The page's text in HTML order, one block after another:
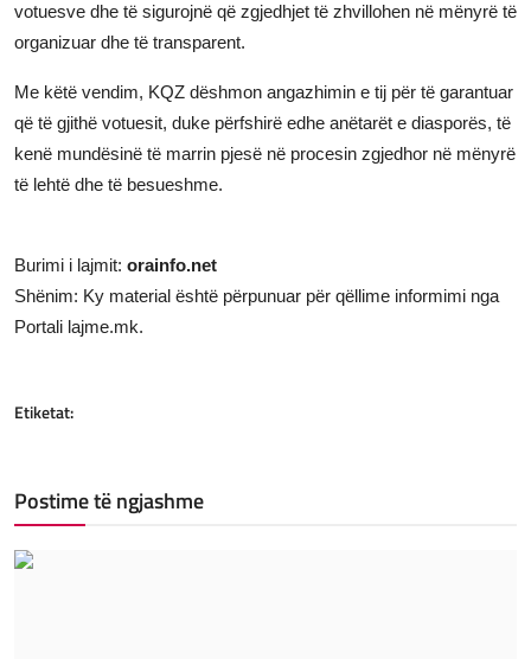
votuesve dhe të sigurojnë që zgjedhjet të zhvillohen në mënyrë të
organizuar dhe të transparent.
Me këtë vendim, KQZ dëshmon angazhimin e tij për të garantuar
që të gjithë votuesit, duke përfshirë edhe anëtarët e diasporës, të
kenë mundësinë të marrin pjesë në procesin zgjedhor në mënyrë
të lehtë dhe të besueshme.
Burimi i lajmit: orainfo.net
Shënim: Ky material është përpunuar për qëllime informimi nga
Portali lajme.mk.
Etiketat:
Postime të ngjashme